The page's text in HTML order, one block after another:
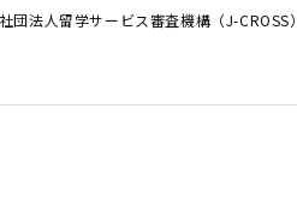
団法人留学サービス審査機構（J-CROSS）